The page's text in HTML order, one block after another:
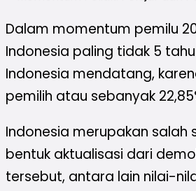
Dalam momentum pemilu
Indonesia paling tidak 5
Indonesia mendatang,
pemilih atau sebanyak
Indonesia merupakan
bentuk aktualisasi dari
tersebut, antara lain nilai-